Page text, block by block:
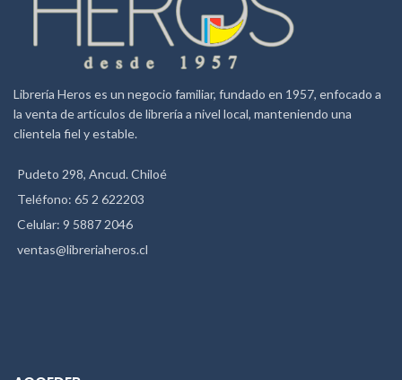
Librería Heros es un negocio familiar, fundado en 1957, enfocado a
la venta de artículos de librería a nivel local, manteniendo una
clientela fiel y estable.
Pudeto 298, Ancud. Chiloé
Teléfono: 65 2 622203
Celular: 9 5887 2046
ventas@libreriaheros.cl